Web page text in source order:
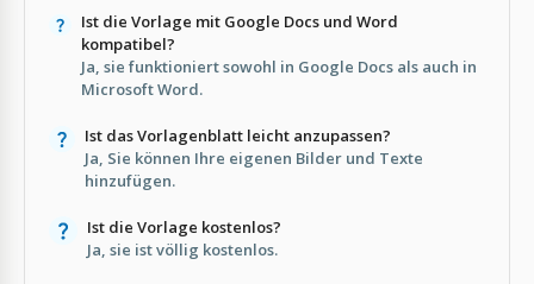
Ist die Vorlage mit Google Docs und Word
kompatibel?
Ja, sie funktioniert sowohl in Google Docs als auch in
Microsoft Word.
Ist das Vorlagenblatt leicht anzupassen?
Ja, Sie können Ihre eigenen Bilder und Texte
hinzufügen.
Ist die Vorlage kostenlos?
Ja, sie ist völlig kostenlos.